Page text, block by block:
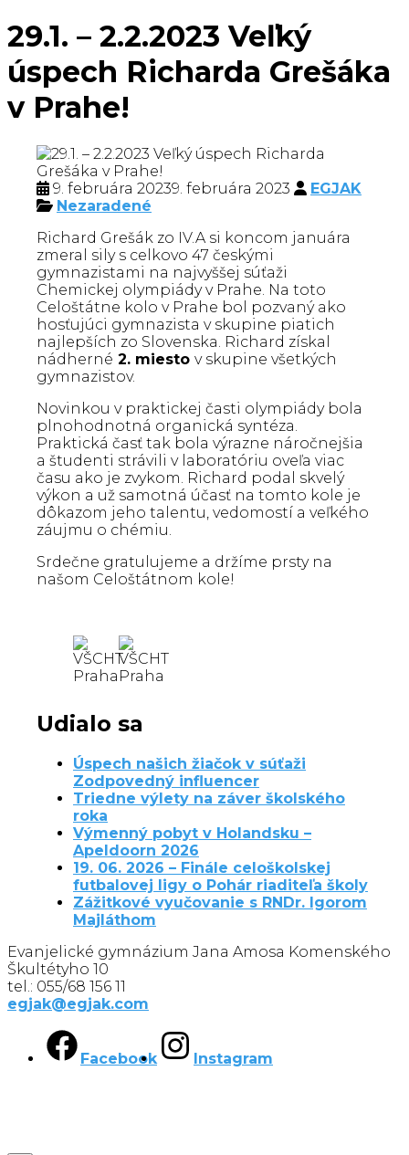
29.1. – 2.2.2023 Veľký
úspech Richarda Grešáka
v Prahe!
9. februára 20239. februára 2023
EGJAK
Nezaradené
Richard Grešák zo IV.A si koncom januára
zmeral sily s celkovo 47 českými
gymnazistami na najvyššej súťaži
Chemickej olympiády v Prahe. Na toto
Celoštátne kolo v Prahe bol pozvaný ako
hosťujúci gymnazista v skupine piatich
najlepších zo Slovenska. Richard získal
nádherné 2. miesto v skupine všetkých
gymnazistov.
Novinkou v praktickej časti olympiády bola
plnohodnotná organická syntéza.
Praktická časť tak bola výrazne náročnejšia
a študenti strávili v laboratóriu oveľa viac
času ako je zvykom. Richard podal skvelý
výkon a už samotná účasť na tomto kole je
dôkazom jeho talentu, vedomostí a veľkého
záujmu o chémiu.
Srdečne gratulujeme a držíme prsty na
našom Celoštátnom kole!
Udialo sa
Úspech našich žiačok v súťaži
Zodpovedný influencer
Triedne výlety na záver školského
roka
Výmenný pobyt v Holandsku –
Apeldoorn 2026
19. 06. 2026 – Finále celoškolskej
futbalovej ligy o Pohár riaditeľa školy
Zážitkové vyučovanie s RNDr. Igorom
Majláthom
Evanjelické gymnázium Jana Amosa Komenského
Škultétyho 10
tel.: 055/68 156 11
egjak@egjak.com
Facebook Instagram